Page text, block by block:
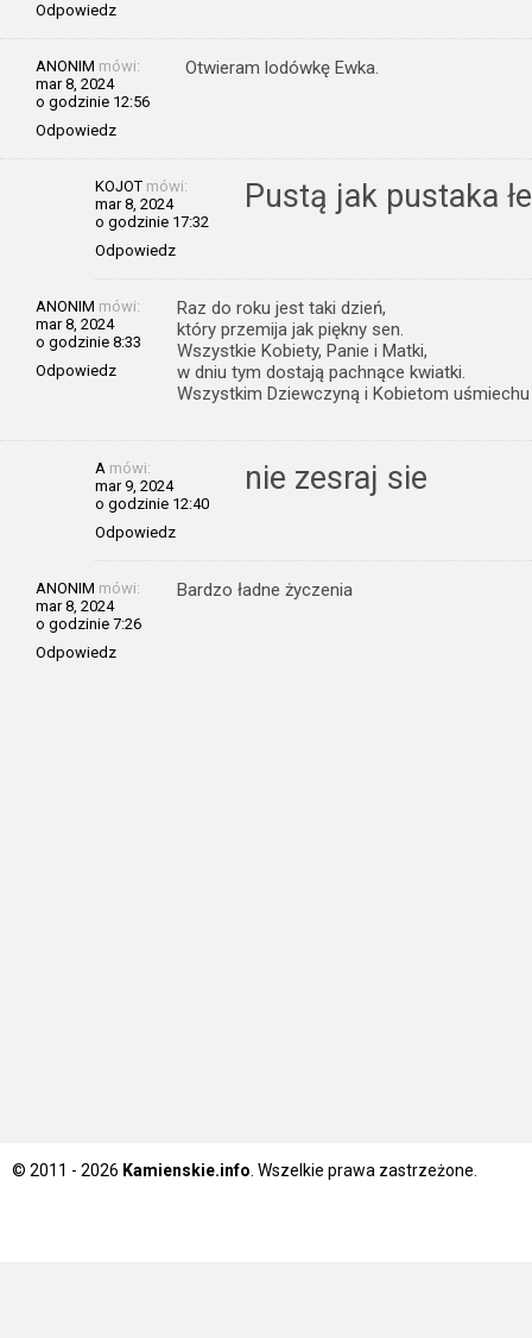
Odpowiedz
ANONIM mówi:
mar 8, 2024
o godzinie 12:56
Odpowiedz
Otwieram lodówkę Ewka.
KOJOT mówi:
mar 8, 2024
o godzinie 17:32
Odpowiedz
Pustą jak pustaka
ANONIM mówi:
mar 8, 2024
o godzinie 8:33
Odpowiedz
Raz do roku jest taki dzień,
który przemija jak piękny sen.
Wszystkie Kobiety, Panie i Matki,
w dniu tym dostają pachnące kwiatki.
Wszystkim Dziewczyną i Kobietom
A mówi:
mar 9, 2024
o godzinie 12:40
Odpowiedz
nie zesraj sie
ANONIM mówi:
mar 8, 2024
o godzinie 7:26
Odpowiedz
Bardzo ładne życzenia
© 2011 - 2026 Kamienskie.info . Wszelkie prawa zastrzeżone.